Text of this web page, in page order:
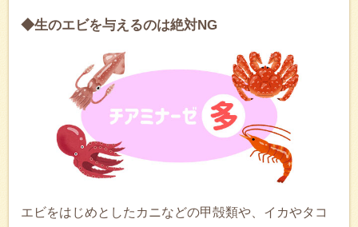
◆生のエビを与えるのは絶対NG
エビをはじめとしたカニなどの甲殻類や、イカやタコ